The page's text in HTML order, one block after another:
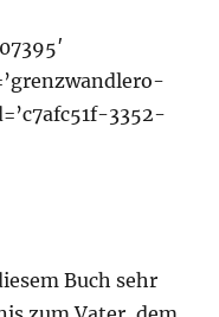
3352-
Buch sehr